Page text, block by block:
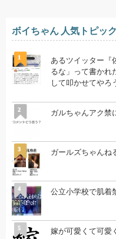
ボイちゃん 人気トピック
1
あるツイッター『
るな」って書かれ
して叩かせてやろ
2 ガルちゃんアク禁
3 ガールズちゃんね
4 公立小学校で肌着
5 嫁が可愛くて可愛